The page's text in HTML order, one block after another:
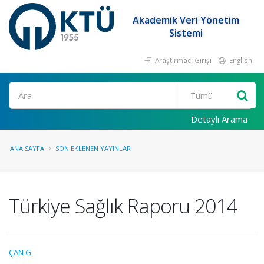
Akademik Veri Yönetim
Sistemi
Araştırmacı Girişi English
Ara
Detaylı Arama
ANA SAYFA SON EKLENEN YAYINLAR
Türkiye Sağlık Raporu 2014
ÇAN G.